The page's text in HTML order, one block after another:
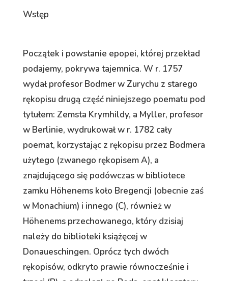
Wstęp
Początek i powstanie epopei, której przekład
podajemy, pokrywa tajemnica. W r. 1757
wydał profesor Bodmer w Zurychu z starego
rękopisu drugą część niniejszego poematu pod
tytułem: Zemsta Krymhildy, a Myller, profesor
w Berlinie, wydrukował w r. 1782 cały
poemat, korzystając z rękopisu przez Bodmera
użytego (zwanego rękopisem A), a
znajdującego się podówczas w bibliotece
zamku Höhenems koło Bregencji (obecnie zaś
w Monachium) i innego (C), również w
Höhenems przechowanego, który dzisiaj
należy do biblioteki książęcej w
Donaueschingen. Oprócz tych dwóch
rękopisów, odkryto prawie równocześnie i